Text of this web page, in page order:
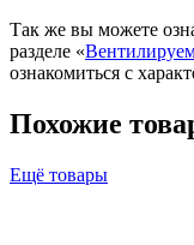
Так же вы можете
разделе «
ознакомиться с
Похожие
Ещё товары